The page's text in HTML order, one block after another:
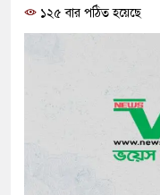
প্রধানমন্ত্রী
মাদক
২৮
থানা
১২৫ বার পঠিত হয়েছে